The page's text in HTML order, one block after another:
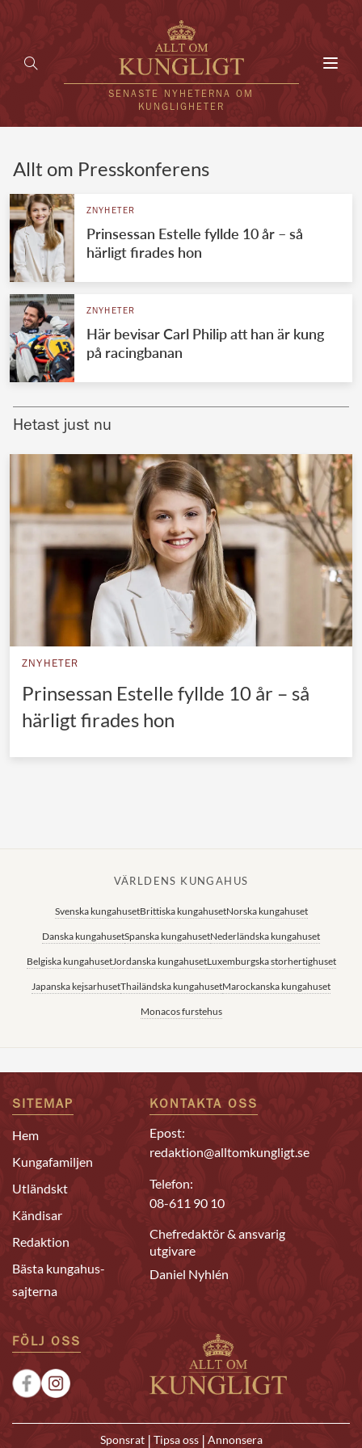
SENASTE NYHETERNA OM
KUNGLIGHETER
UTLÄNDSKT
VÄRLDENS KUNGAHUS
Svenska kungahuset
Brittiska kungahuset
Nederländska kungahuset
Belgiska kungahuset
Jordanska kungahuset
Luxemburgska storhertighuset
Japanska kejsarhuset
Thailändska kungahuset
Marockanska kungahuset
REDAKTION
Allt om Presskonferens
ZNYHETER
Prinsessan Estelle fyllde 10 år – så
härligt firades hon
ZNYHETER
Här bevisar Carl Philip att han är kung
på racingbanan
Hetast just nu
ZNYHETER
Prinsessan Estelle fyllde 10 år – så
härligt firades hon
VÄRLDENS KUNGAHUS
Svenska kungahusetBrittiska kungahusetNorska kungahuset
Danska kungahusetSpanska kungahusetNederländska kungahuset
Belgiska kungahusetJordanska kungahusetLuxemburgska storhertighuset
Japanska kejsarhusetThailändska kungahusetMarockanska kungahuset
Monacos furstehus
SITEMAP
Hem
Kungafamiljen
Utländskt
Kändisar
Redaktion
Bästa kungahus-
sajterna
KONTAKTA OSS
Epost:
redaktion@alltomkungligt.se
Telefon:
08-611 90 10
Chefredaktör & ansvarig
utgivare
Daniel Nyhlén
FÖLJ OSS
Sponsrat | Tipsa oss | Annonsera